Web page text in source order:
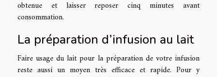
obtenue et laisser reposer cinq minutes avant
consommation.
La préparation d’infusion au lait
Faire usage du lait pour la préparation de votre infusion
reste aussi un moyen très efficace et rapide. Pour y